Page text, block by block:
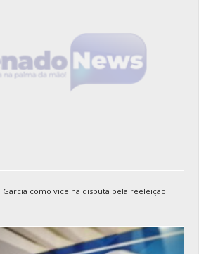
como vice na disputa pela reeleição